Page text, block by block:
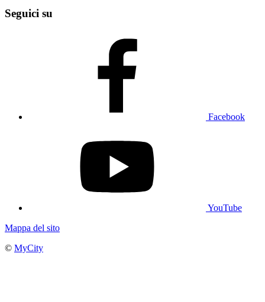
Seguici su
Facebook
YouTube
Mappa del sito
© MyCity